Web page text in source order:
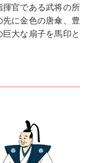
官である武将の所
に金色の唐傘、豊
大な扇子を馬印と